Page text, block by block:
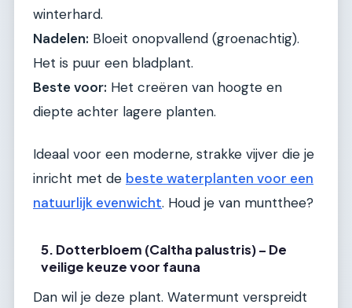
winterhard.
Nadelen: Bloeit onopvallend (groenachtig).
Het is puur een bladplant.
Beste voor: Het creëren van hoogte en
diepte achter lagere planten.
Ideaal voor een moderne, strakke vijver die je
inricht met de beste waterplanten voor een
natuurlijk evenwicht. Houd je van muntthee?
5. Dotterbloem (Caltha palustris) – De
veilige keuze voor fauna
Dan wil je deze plant. Watermunt verspreidt